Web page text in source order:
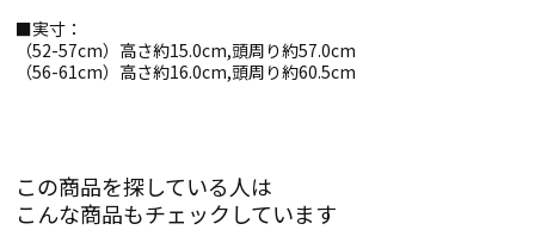
■実寸：
（52-57cm）高さ約15.0cm,頭周り約57.0cm
（56-61cm）高さ約16.0cm,頭周り約60.5cm
この商品を探している人は
こんな商品もチェックしています